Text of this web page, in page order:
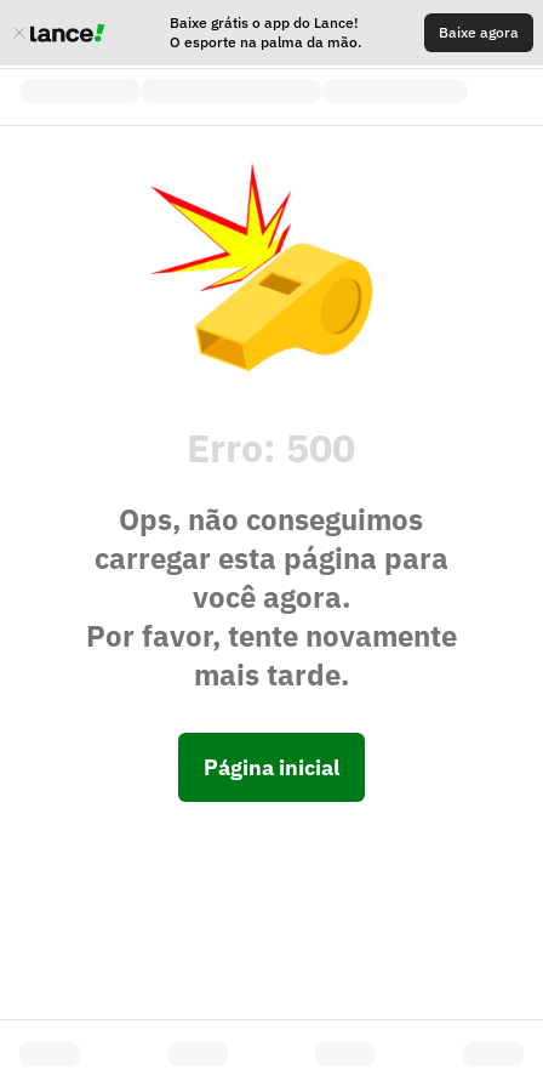
Baixe grátis o app do Lance!
O esporte na palma da mão.
Baixe agora
Erro: 500
Ops, não conseguimos
carregar esta página para
você agora.
Por favor, tente novamente
mais tarde.
Página inicial